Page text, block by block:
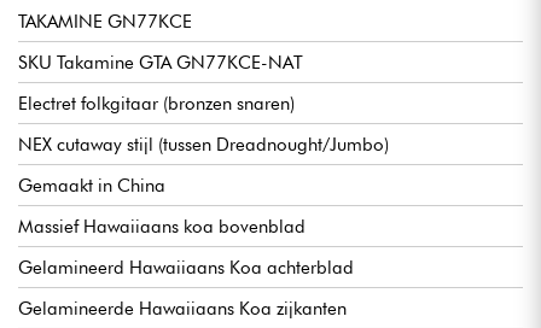
TAKAMINE GN77KCE
SKU Takamine GTA GN77KCE-NAT
Electret folkgitaar (bronzen snaren)
NEX cutaway stijl (tussen Dreadnought/Jumbo)
Gemaakt in China
Massief Hawaiiaans koa bovenblad
Gelamineerd Hawaiiaans Koa achterblad
Gelamineerde Hawaiiaans Koa zijkanten